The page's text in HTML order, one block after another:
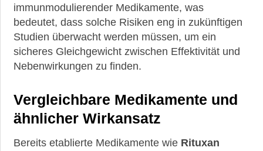
immunmodulierender Medikamente, was
bedeutet, dass solche Risiken eng in zukünftigen
Studien überwacht werden müssen, um ein
sicheres Gleichgewicht zwischen Effektivität und
Nebenwirkungen zu finden.
Vergleichbare Medikamente und
ähnlicher Wirkansatz
Bereits etablierte Medikamente wie Rituxan
►
News
►
►